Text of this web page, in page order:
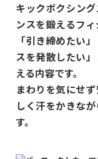
キックボクシン
ンスを鍛えるフ
「引き締めたい
スを発散したい
える内容です。
まわりを気にせ
しく汗をかきな
す。